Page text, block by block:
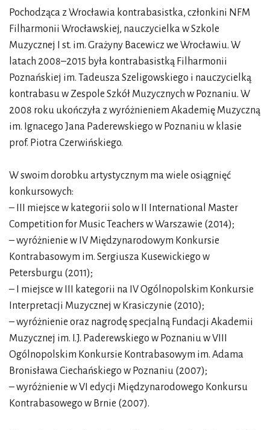
Pochodząca z Wrocławia kontrabasistka, członkini NFM
Filharmonii Wrocławskiej, nauczycielka w Szkole
Muzycznej I st. im. Grażyny Bacewicz we Wrocławiu. W
latach 2008–2015 była kontrabasistką Filharmonii
Poznańskiej im. Tadeusza Szeligowskiego i nauczycielką
kontrabasu w Zespole Szkół Muzycznych w Poznaniu. W
2008 roku ukończyła z wyróżnieniem Akademię Muzyczną
im. Ignacego Jana Paderewskiego w Poznaniu w klasie
prof. Piotra Czerwińskiego.
W swoim dorobku artystycznym ma wiele osiągnięć
konkursowych:
– III miejsce w kategorii solo w II International Master
Competition for Music Teachers w Warszawie (2014);
– wyróżnienie w IV Międzynarodowym Konkursie
Kontrabasowym im. Sergiusza Kusewickiego w
Petersburgu (2011);
– I miejsce w III kategorii na IV Ogólnopolskim Konkursie
Interpretacji Muzycznej w Krasiczynie (2010);
– wyróżnienie oraz nagrodę specjalną Fundacji Akademii
Muzycznej im. I.J. Paderewskiego w Poznaniu w VIII
Ogólnopolskim Konkursie Kontrabasowym im. Adama
Bronisława Ciechańskiego w Poznaniu (2007);
– wyróżnienie w VI edycji Międzynarodowego Konkursu
Kontrabasowego w Brnie (2007).